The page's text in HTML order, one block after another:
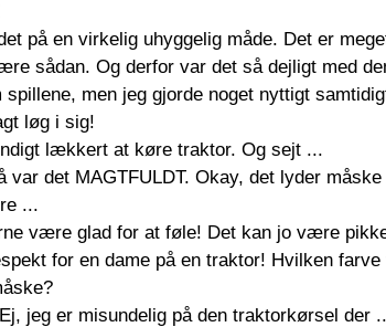
på en virkelig uhyggelig måde. Det er
sådan. Og derfor var det så dejligt med
men jeg gjorde noget nyttigt
løg i sig!
lækkert at køre traktor. Og sejt ...
var det MAGTFULDT. Okay, det lyder
...
være glad for at føle! Det kan jo være
for en dame på en traktor! Hvilken farve
jeg er misundelig på den traktorkørsel der